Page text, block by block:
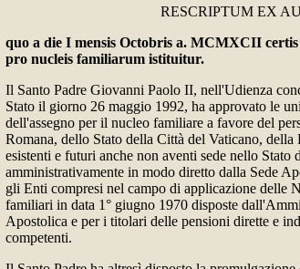
RESCRIPTUM EX
quo a die I mensis Octobris a. MCMXCII
pro nucleis familiarum istituitur.
Il Santo Padre Giovanni Paolo II, nell'Udienza
Stato il giorno 26 maggio 1992, ha approvato le
dell'assegno per il nucleo familiare a favore del
Romana, dello Stato della Città del Vaticano,
esistenti e futuri anche non aventi sede nello Stato
amministrativamente in modo diretto dalla Sede
gli Enti compresi nel campo di applicazione delle
familiari in data 1° giugno 1970 disposte
Apostolica e per i titolari delle pensioni dirette e
competenti.